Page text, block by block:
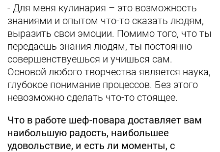
- Для меня кулинария – это возможность
знаниями и опытом что-то сказать людям,
выразить свои эмоции. Помимо того, что ты
передаешь знания людям, ты постоянно
совершенствуешься и учишься сам.
Основой любого творчества является наука,
глубокое понимание процессов. Без этого
невозможно сделать что-то стоящее.
Что в работе шеф-повара доставляет вам
наибольшую радость, наибольшее
удовольствие, и есть ли моменты, с